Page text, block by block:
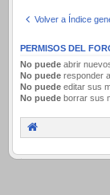
Volver a Índice
PERMISOS DEL
No puede abrir
No puede responder
No puede editar sus
No puede borrar sus
.